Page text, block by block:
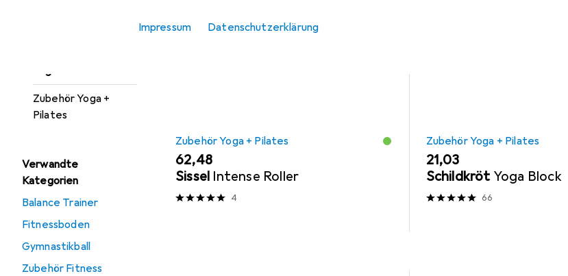
Impressum Datenschutzerklärung
Yogamatte
Zubehör Yoga +
Pilates
Verwandte
Kategorien
Balance Trainer
Fitnessboden
Gymnastikball
Zubehör Fitness
Sortieren nach:Relevanz
Zubehör Yoga + Pilates
EUR
62,48
Sissel Intense Roller
4
Zubehör Yoga + Pilates
EUR
21,03
Schildkröt Yoga Block
66